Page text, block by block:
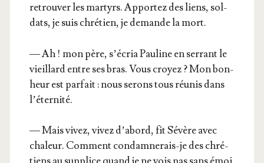
retrou­ver les mar­tyrs. Appor­tez des liens, sol­
dats, je suis chré­tien, je demande la mort.
— Ah ! mon père, s’é­cria Pau­line en ser­rant le
vieillard entre ses bras. Vous croyez ? Mon bon­
heur est par­fait : nous serons tous réunis dans
l’éternité.
— Mais vivez, vivez d’a­bord, fit Sévère avec
cha­leur. Com­ment condam­ne­rais-je des chré­